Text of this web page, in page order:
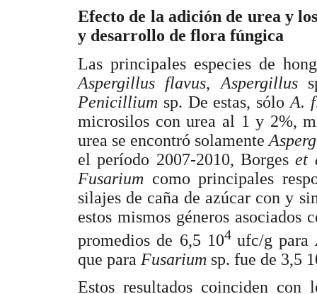
Efecto de la adición de urea y
y desarrollo de flora fúngica
Las principales especies de
Aspergillus flavus, Aspergillus
Penicillium sp. De estas, sólo A.
microsilos con urea al 1 y 2%,
urea se encontró solamente
el período 2007-2010, Borgeset
Fusarium como principales
silajes de caña de azúcar con y
estos mismos géneros asociados
promedios de 6,5 104ufc/g para
que para Fusarium sp. fue de 3,5
Estos resultados coinciden con